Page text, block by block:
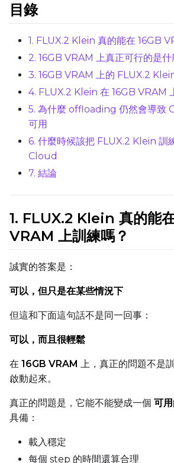
Loss
目錄
1. FLUX.2 Klein 真的能在 16GB
2. 16GB VRAM 上真正可行的是什
3. 16GB VRAM 上的 FLUX.2
4. FLUX.2 Klein 在 16GB VRAM
5. 為什麼 offloading 仍然會導致
可用
6. 什麼時候該把 FLUX.2 Klein
Cloud
7. 結論
1. FLUX.2 Klein 真的能
VRAM 上訓練嗎？
誠實的答案是：
可以，但只是在某些情況下
但這和下面這句話不是同一回事：
可以，而且很輕鬆
在 16GB VRAM 上，真正的問題不是
啟動起來。
真正的問題是，它能不能變成一個 可
具備：
載入穩定
每個 step 的時間還算合理